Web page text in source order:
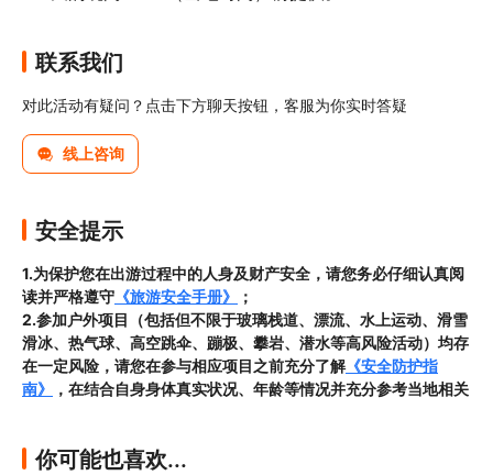
联系我们
对此活动有疑问？点击下方聊天按钮，客服为你实时答疑
线上咨询
安全提示
1.为保护您在出游过程中的人身及财产安全，请您务必仔细认真阅
读并严格遵守 《旅游安全手册》
；
2.参加户外项目（包括但不限于玻璃栈道、漂流、水上运动、滑雪
滑冰、热气球、高空跳伞、蹦极、攀岩、潜水等高风险活动）均存
在一定风险，请您在参与相应项目之前充分了解《安全防护指
南》
，在结合自身身体真实状况、年龄等情况并充分参考当地相关
患者及严重恐高、体质较弱的游客参加本产品内包含的项目，
你可能也喜欢...